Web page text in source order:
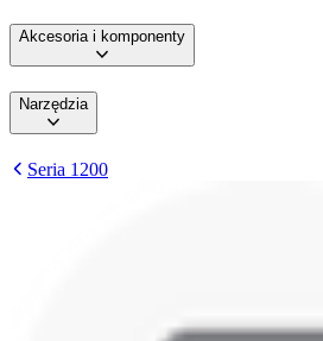
Akcesoria i komponenty
Narzędzia
Seria 1200